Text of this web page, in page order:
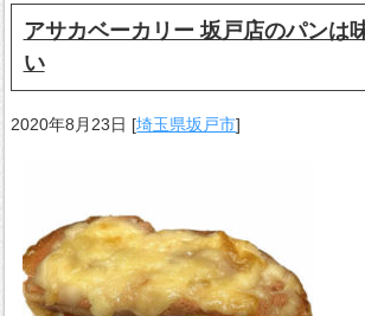
アサカベーカリー 坂戸店のパンは
い
2020年8月23日 [埼玉県坂戸市]